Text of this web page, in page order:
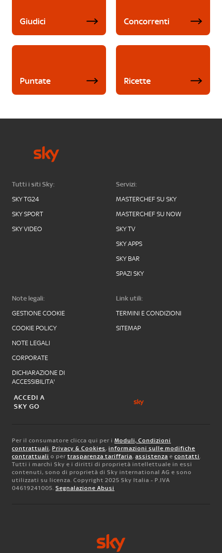
Giudici Concorrenti
Puntate Ricette
Tutti i siti Sky:
SKY TG24
SKY SPORT
SKY VIDEO
Servizi:
MASTERCHEF SU SKY
MASTERCHEF SU NOW
SKY TV
SKY APPS
SKY BAR
SPAZI SKY
Note legali:
GESTIONE COOKIE
COOKIE POLICY
NOTE LEGALI
CORPORATE
DICHIARAZIONE DI
ACCESSIBILITA'
Link utili:
TERMINI E CONDIZIONI
SITEMAP
ACCEDI A
SKY GO
Per il consumatore clicca qui per i Moduli, Condizioni
contrattuali, Privacy & Cookies, informazioni sulle modifiche
contrattuali o per trasparenza tariffaria, assistenza e contatti.
Tutti i marchi Sky e i diritti di proprietà intellettuale in essi
contenuti, sono di proprietà di Sky international AG e sono
utilizzati su licenza. Copyright 2025 Sky Italia - P.IVA
04619241005. Segnalazione Abusi